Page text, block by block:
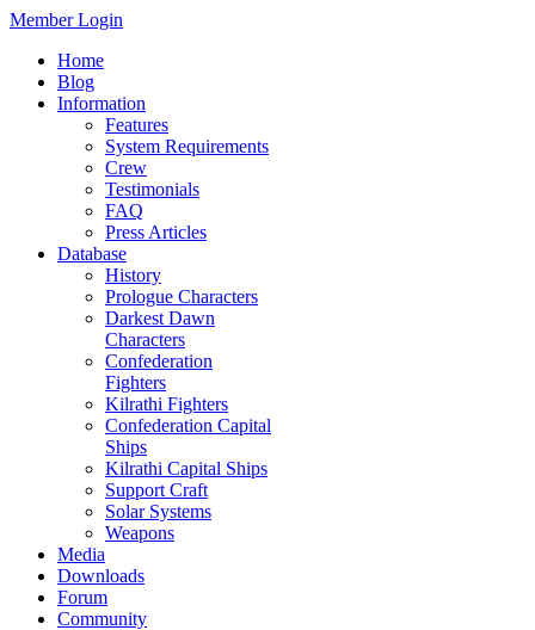
Member Login
Home
Blog
Information
Features
System Requirements
Crew
Testimonials
FAQ
Press Articles
Database
History
Prologue Characters
Darkest Dawn
Characters
Confederation
Fighters
Kilrathi Fighters
Confederation Capital
Ships
Kilrathi Capital Ships
Support Craft
Solar Systems
Weapons
Media
Downloads
Forum
Community